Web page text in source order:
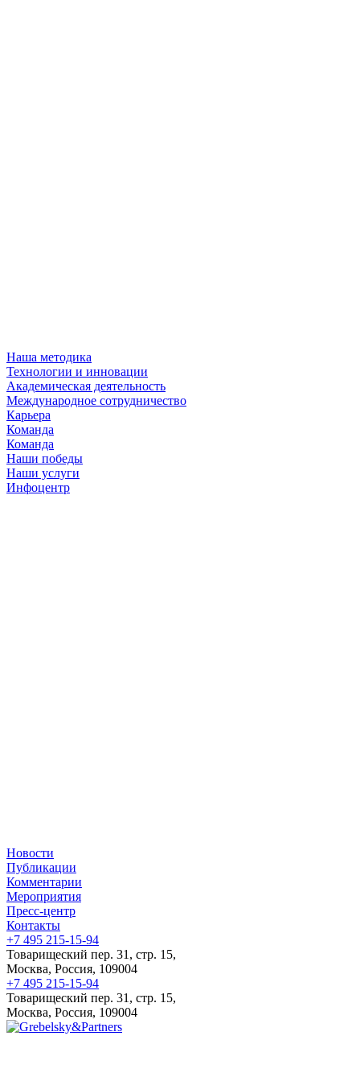
Наша методика
Технологии и инновации
Академическая деятельность
Международное сотрудничество
Карьера
Команда
Команда
Наши победы
Наши услуги
Инфоцентр
Новости
Публикации
Комментарии
Мероприятия
Пресс-центр
Контакты
+7 495 215-15-94
Товарищеский пер. 31, стр. 15,
Москва, Россия, 109004
+7 495 215-15-94
Товарищеский пер. 31, стр. 15,
Москва, Россия, 109004